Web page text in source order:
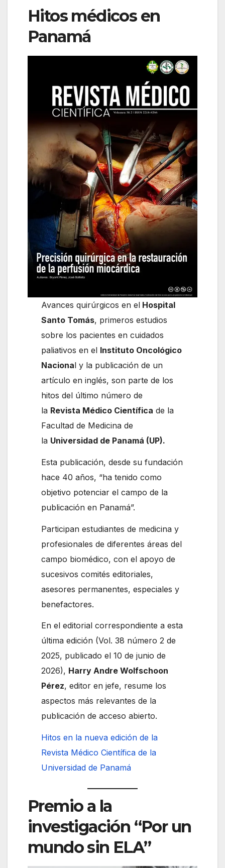
Hitos médicos en
Panamá
Avances quirúrgicos en el Hospital
Santo Tomás, primeros estudios
sobre los pacientes en cuidados
paliativos en el Instituto Oncológico
Nacional y la publicación de un
artículo en inglés, son parte de los
hitos del último número de
la Revista Médico Científica de la
Facultad de Medicina de
la Universidad de Panamá (UP).
Esta publicación, desde su fundación
hace 40 años, “ha tenido como
objetivo potenciar el campo de la
publicación en Panamá”.
Participan estudiantes de medicina y
profesionales de diferentes áreas del
campo biomédico, con el apoyo de
sucesivos comités editoriales,
asesores permanentes, especiales y
benefactores.
En el editorial correspondiente a esta
última edición (Vol. 38 número 2 de
2025, publicado el 10 de junio de
2026), Harry Andre Wolfschoon
Pérez, editor en jefe, resume los
aspectos más relevantes de la
publicación de acceso abierto.
Hitos en la nueva edición de la
Revista Médico Científica de la
Universidad de Panamá
Premio a la
investigación “Por un
mundo sin ELA”